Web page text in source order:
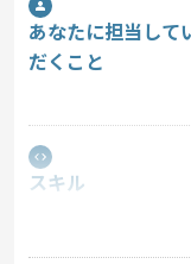
あなたに担当して
だくこと
スキル